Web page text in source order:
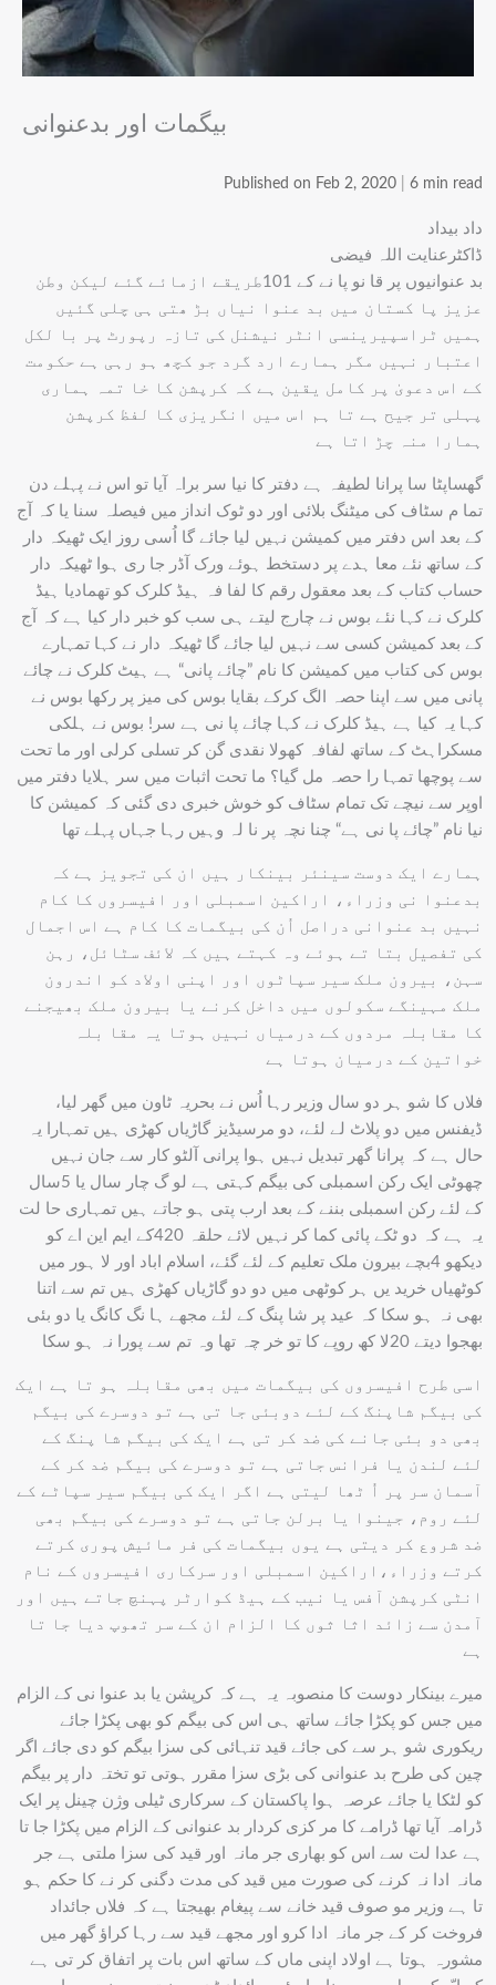
بیگمات اور بدعنوانی
Published on Feb 2, 2020 6 min read
داد بیداد
ڈاکٹرعنایت اللہ فیضی
بد عنوانیوں پر قا نو پا نے کے 101طریقے ازمائے گئے لیکن وطن
عزیز پا کستان میں بد عنوا نیاں بڑ ھتی ہی چلی گئیں
ہمیں ٹراسپیرینسی انٹر نیشنل کی تازہ رپورٹ پر با لکل
اعتبار نہیں مگر ہمارے ارد گرد جو کچھ ہو رہی ہے حکومت
کے اس دعویٰ پر کامل یقین ہے کہ کرپشن کا خا تمہ ہماری
پہلی تر جیح ہے تا ہم اس میں انگریزی کا لفظ کرپشن
ہمارا منہ چڑ اتا ہے
گھساپٹا سا پرانا لطیفہ ہے دفتر کا نیا سر براہ آیا تو اس نے پہلے دن
تما م سٹاف کی میٹنگ بلائی اور دو ٹوک انداز میں فیصلہ سنا یا کہ آج
کے بعد اس دفتر میں کمیشن نہیں لیا جائے گا اُسی روز ایک ٹھیکہ دار
کے ساتھ نئے معا ہدے پر دستخط ہوئے ورک آڈر جا ری ہوا ٹھیکہ دار
حساب کتاب کے بعد معقول رقم کا لفا فہ ہیڈ کلرک کو تھمادیا ہیڈ
کلرک نے کہا نئے بوس نے چارج لیتے ہی سب کو خبر دار کیا ہے کہ آج
کے بعد کمیشن کسی سے نہیں لیا جائے گا ٹھیکہ دار نے کہا تمہارے
بوس کی کتاب میں کمیشن کا نام ”چائے پانی“ ہے ہیٹ کلرک نے چائے
پانی میں سے اپنا حصہ الگ کرکے بقایا بوس کی میز پر رکھا بوس نے
کہا یہ کیا ہے ہیڈ کلرک نے کہا چائے پا نی ہے سر! بوس نے ہلکی
مسکراہٹ کے ساتھ لفافہ کھولا نقدی گن کر تسلی کرلی اور ما تحت
سے پوچھا تمہا را حصہ مل گیا؟ ما تحت اثبات میں سر ہلایا دفتر میں
اوپر سے نیچے تک تمام سٹاف کو خوش خبری دی گئی کہ کمیشن کا
نیا نام ”چائے پا نی ہے“ چنا نچہ پر نا لہ وہیں رہا جہاں پہلے تھا
ہمارے ایک دوست سینئر بینکار ہیں ان کی تجویز ہے کہ
بدعنوا نی وزراء، اراکین اسمبلی اور افیسروں کا کام
نہیں بد عنوانی دراصل اُن کی بیگمات کا کام ہے اس اجمال
کی تفصیل بتا تے ہوئے وہ کہتے ہیں کہ لائف سٹائل، رہن
سہن، بیرون ملک سیر سپاٹوں اور اپنی اولاد کو اندرون
ملک مہینگے سکولوں میں داخل کرنے یا بیرون ملک بھیجنے
کا مقابلہ مردوں کے درمیاں نہیں ہوتا یہ مقا بلہ
خواتین کے درمیان ہوتا ہے
فلاں کا شو ہر دو سال وزیر رہا اُس نے بحریہ ٹاون میں گھر لیا،
ڈیفنس میں دو پلاٹ لے لئے، دو مرسیڈیز گاڑیاں کھڑی ہیں تمہارا یہ
حال ہے کہ پرانا گھر تبدیل نہیں ہوا پرانی آلٹو کار سے جان نہیں
چھوٹی ایک رکن اسمبلی کی بیگم کہتی ہے لو گ چار سال یا 5سال
کے لئے رکن اسمبلی بننے کے بعد ارب پتی ہو جاتے ہیں تمہاری حا لت
یہ ہے کہ دو ٹکے پائی کما کر نہیں لائے حلقہ 420کے ایم این اے کو
دیکھو 4بچے بیرون ملک تعلیم کے لئے گئے، اسلام اباد اور لا ہور میں
کوٹھیاں خرید یں ہر کوٹھی میں دو دو گاڑیاں کھڑی ہیں تم سے اتنا
بھی نہ ہو سکا کہ عید پر شا پنگ کے لئے مجھے ہا نگ کانگ یا دو بئی
بھجوا دیتے 20لا کھ روپے کا تو خر چہ تھا وہ تم سے پورا نہ ہو سکا
اسی طرح افیسروں کی بیگمات میں بھی مقابلہ ہو تا ہے ایک
کی بیگم شاپنگ کے لئے دوبئی جا تی ہے تو دوسرے کی بیگم
بھی دو بئی جانے کی ضد کر تی ہے ایک کی بیگم شا پنگ کے
لئے لندن یا فرانس جاتی ہے تو دوسرے کی بیگم ضد کر کے
آسمان سر پر اُ ٹھا لیتی ہے اگر ایک کی بیگم سیر سپاٹے کے
لئے روم، جینوا یا برلن جاتی ہے تو دوسرے کی بیگم بھی
ضد شروع کر دیتی ہے یوں بیگمات کی فر مائیش پوری کرتے
کرتے وزراء،اراکین اسمبلی اور سرکاری افیسروں کے نام
انٹی کرپشن آفس یا نیب کے ہیڈ کوارٹر پہنچ جاتے ہیں اور
آمدن سے زائد اثا ثوں کا الزام ان کے سر تھوپ دیا جا تا
ہے
میرے بینکار دوست کا منصوبہ یہ ہے کہ کرپشن یا بد عنوا نی کے الزام
میں جس کو پکڑا جائے ساتھ ہی اس کی بیگم کو بھی پکڑا جائے
ریکوری شو ہر سے کی جائے قید تنہائی کی سزا بیگم کو دی جائے اگر
چین کی طرح بد عنوانی کی بڑی سزا مقرر ہوتی تو تختہ دار پر بیگم
کو لٹکا یا جائے عرصہ ہوا پاکستان کے سرکاری ٹیلی وژن چینل پر ایک
ڈرامہ آیا تھا ڈرامے کا مر کزی کردار بد عنوانی کے الزام میں پکڑا جا تا
ہے عدا لت سے اس کو بھاری جر مانہ اور قید کی سزا ملتی ہے جر
مانہ ادا نہ کرنے کی صورت میں قید کی مدت دگنی کر نے کا حکم ہو
تا ہے وزیر مو صوف قید خانے سے پیغام بھیجتا ہے کہ فلاں جائداد
فروخت کر کے جر مانہ ادا کرو اور مجھے قید سے رہا کراؤ گھر میں
مشورہ ہوتا ہے اولاد اپنی ماں کے ساتھ اس بات پر اتفاق کر تی ہے